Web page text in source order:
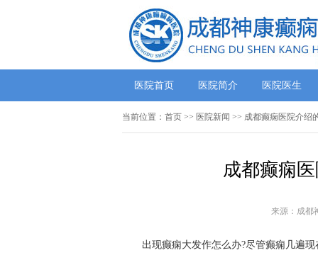
医院首页 医院简介 医院医生
当前位置： 首页 >> 医院新闻 >> 成都癫痫医院介绍
成都癫痫
来源：成都
出现癫痫大发作怎么办?尽管癫痫几遍